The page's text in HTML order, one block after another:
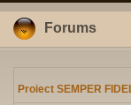
Forums
Proiect SEMPER